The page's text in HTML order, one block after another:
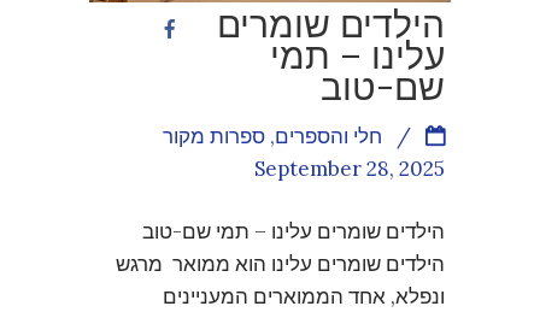
הילדים שומרים
עלינו – תמי
שם-טוב
חלי והספרים, ספרות מקור
/
September 28, 2025
הילדים שומרים עלינו – תמי שם-טוב
הילדים שומרים עלינו הוא ממואר מרגש
ונפלא, אחד הממוארים המעניינים